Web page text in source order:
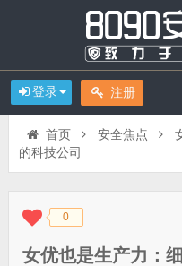
登录 注册
首页 安全焦点
的科技公司
◆◆ 0
女优也是生产力：